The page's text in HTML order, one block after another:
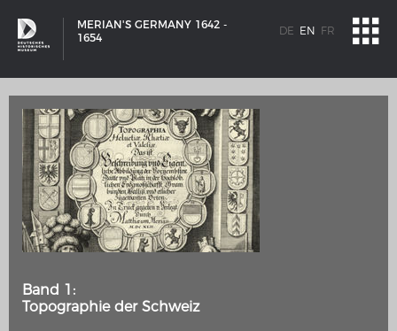
MERIAN'S GERMANY 1642 -
1654
DE EN FR
Band 1:
Topographie der Schweiz